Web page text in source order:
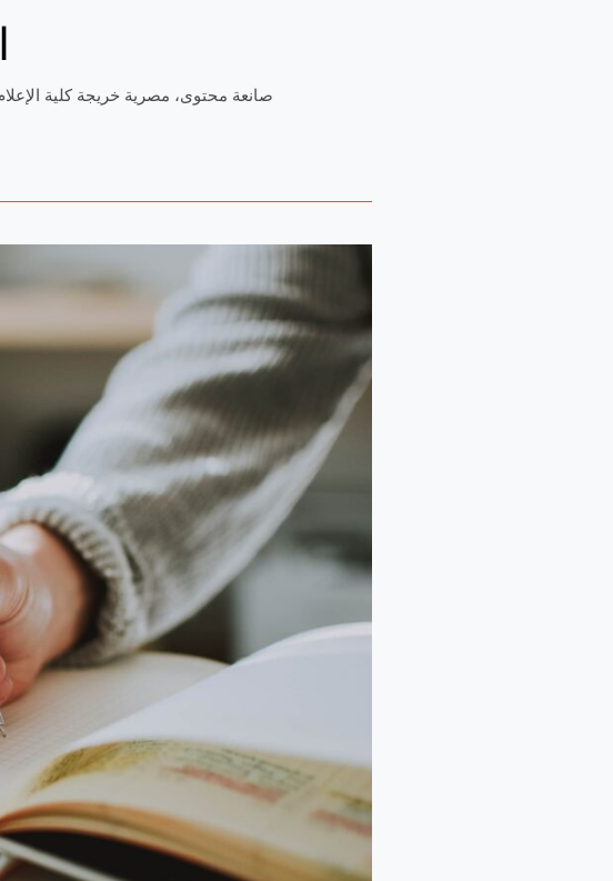
صانعة محتوى، مصرية خريجة كلية
طريقك
للتغلب
على
ضغوطات
الحياة
بالورقة